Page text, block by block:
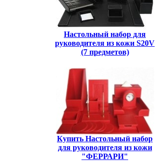
Настольный набор для
руководителя из кожи S20V
(7 предметов)
Купить Настольный набор
для руководителя из кожи
"ФЕРРАРИ"